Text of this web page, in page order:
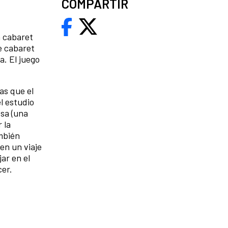
cabaret
cabaret
El juego
que el
estudio
(una
la
un viaje
en el
COMPARTIR